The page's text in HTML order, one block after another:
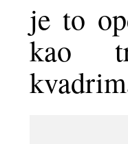
je to
kao